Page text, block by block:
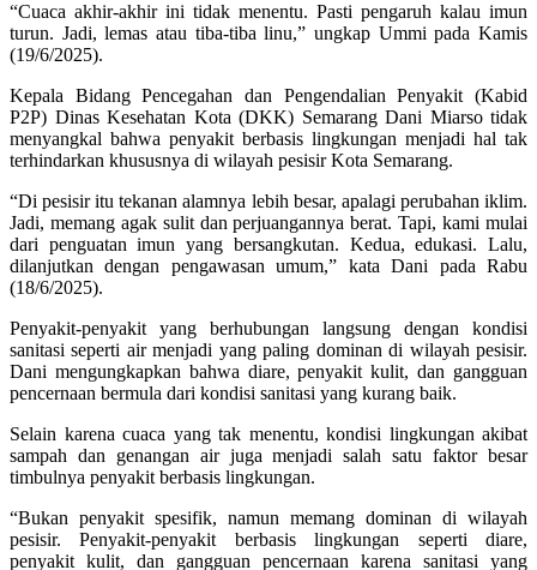
“Cuaca akhir-akhir ini tidak menentu. Pasti pengaruh kalau imun
turun. Jadi, lemas atau tiba-tiba linu,” ungkap Ummi pada Kamis
(19/6/2025).
Kepala Bidang Pencegahan dan Pengendalian Penyakit (Kabid
P2P) Dinas Kesehatan Kota (DKK) Semarang Dani Miarso tidak
menyangkal bahwa penyakit berbasis lingkungan menjadi hal tak
terhindarkan khususnya di wilayah pesisir Kota Semarang.
“Di pesisir itu tekanan alamnya lebih besar, apalagi perubahan iklim.
Jadi, memang agak sulit dan perjuangannya berat. Tapi, kami mulai
dari penguatan imun yang bersangkutan. Kedua, edukasi. Lalu,
dilanjutkan dengan pengawasan umum,” kata Dani pada Rabu
(18/6/2025).
Penyakit-penyakit yang berhubungan langsung dengan kondisi
sanitasi seperti air menjadi yang paling dominan di wilayah pesisir.
Dani mengungkapkan bahwa diare, penyakit kulit, dan gangguan
pencernaan bermula dari kondisi sanitasi yang kurang baik.
Selain karena cuaca yang tak menentu, kondisi lingkungan akibat
sampah dan genangan air juga menjadi salah satu faktor besar
timbulnya penyakit berbasis lingkungan.
“Bukan penyakit spesifik, namun memang dominan di wilayah
pesisir. Penyakit-penyakit berbasis lingkungan seperti diare,
penyakit kulit, dan gangguan pencernaan karena sanitasi yang